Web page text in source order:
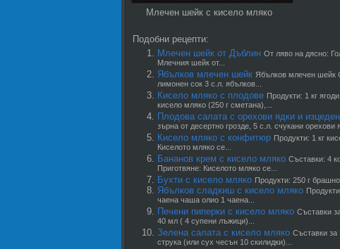
Млечен шейк с кисело мляко
Подобни рецепти:
Млечен шейк от Дъблин От ляво на дясно:
Млечния шейк от...
Ябълков млечен шейк Ябълков млечен шейк
лимонен сок 3 с.л. ябълков...
Кисело мляко с плодове Продукти: 1 кг
кисело мляко (250 г сметана),...
Плодова салата с орехови ядки и
зърна от десертно грозде, 5 с.л. счукани орехови
Кисело мляко с конфитюр Продукти: 1 кг
Киселото мляко се...
Бананов крем с кисело мляко Съставки: 4
Приготвяне: Киселото мляко се...
Бухти с кисело мляко Продукти: 250 г
Ябълков сладкиш с кисело мляко
чаена чаша олио 1 чаена...
Печени пиперки с кисело мляко Съставки
40 мл ( 4 супени лъжици)...
Зелена салата с кисело мляко Съставки за
струка (или сух чесън 10 скилидки)...